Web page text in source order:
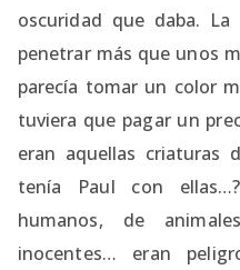
oscuridad que daba.
penetrar más que unos
parecía tomar un color
tuviera que pagar un
eran aquellas criaturas
tenía Paul con
humanos, de
inocentes… eran